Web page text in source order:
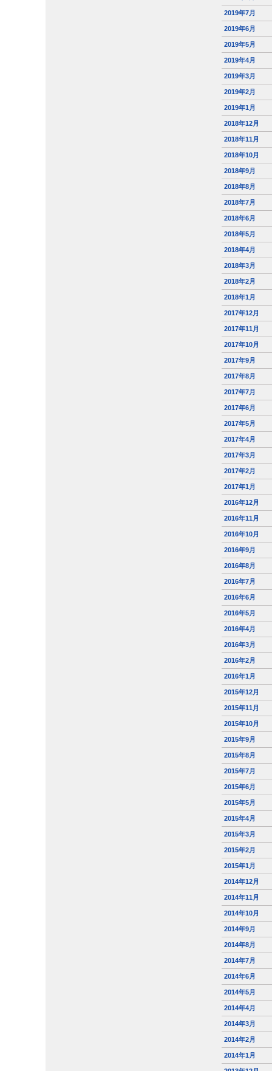
2019年7月
2019年6月
2019年5月
2019年4月
2019年3月
2019年2月
2019年1月
2018年12月
2018年11月
2018年10月
2018年9月
2018年8月
2018年7月
2018年6月
2018年5月
2018年4月
2018年3月
2018年2月
2018年1月
2017年12月
2017年11月
2017年10月
2017年9月
2017年8月
2017年7月
2017年6月
2017年5月
2017年4月
2017年3月
2017年2月
2017年1月
2016年12月
2016年11月
2016年10月
2016年9月
2016年8月
2016年7月
2016年6月
2016年5月
2016年4月
2016年3月
2016年2月
2016年1月
2015年12月
2015年11月
2015年10月
2015年9月
2015年8月
2015年7月
2015年6月
2015年5月
2015年4月
2015年3月
2015年2月
2015年1月
2014年12月
2014年11月
2014年10月
2014年9月
2014年8月
2014年7月
2014年6月
2014年5月
2014年4月
2014年3月
2014年2月
2014年1月